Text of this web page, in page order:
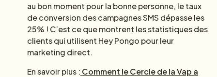
au bon moment pour la bonne personne, le taux
de conversion des campagnes SMS dépasse les
25% ! C’est ce que montrent les statistiques des
clients qui utilisent Hey Pongo pour leur
marketing direct.
En savoir plus : Comment le Cercle de la Vap a